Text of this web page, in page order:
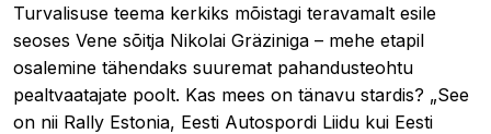
Turvalisuse teema kerkiks mõistagi teravamalt esile
seoses Vene sõitja Nikolai Gräziniga – mehe etapil
osalemine tähendaks suuremat pahandusteohtu
pealtvaatajate poolt. Kas mees on tänavu stardis? „See
on nii Rally Estonia, Eesti Autospordi Liidu kui Eesti